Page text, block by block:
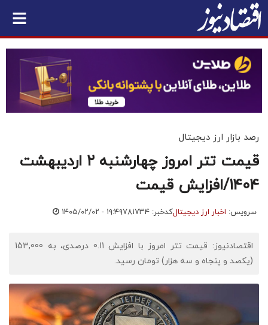
رصد بازار ارز دیجیتال
قیمت تتر امروز چهارشنبه ۲ اردیبهشت
1404/افزایش قیمت
سرویس: اخبار ارز دیجیتالکدخبر: ۷۸۱۷۳۴ ۱۴۰۵/۰۲/۰۲ - ۱۹:۴۹
اقتصادنیوز: قیمت تتر امروز با افزایش 0.11 درصدی، به 153,000
(یکصد و پنجاه و سه هزار) تومان رسید.